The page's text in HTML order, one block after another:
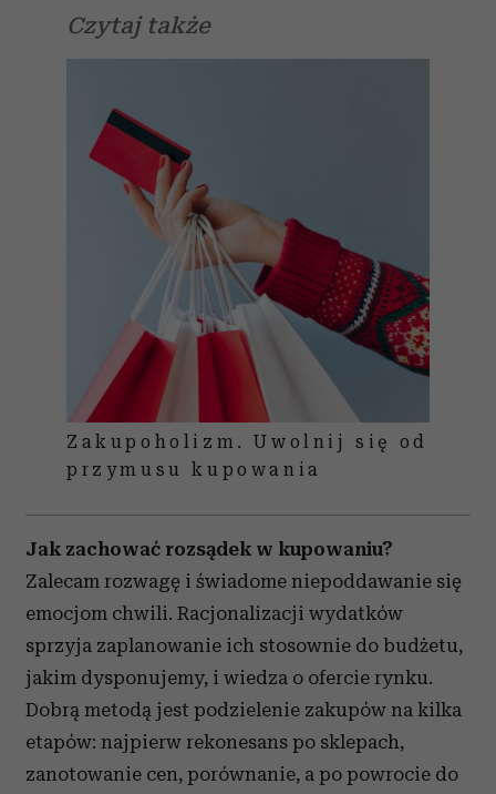
Czytaj także
Zakupoholizm. Uwolnij się od
przymusu kupowania
Jak zachować rozsądek w kupowaniu?
Zalecam rozwagę i świadome niepoddawanie się
emocjom chwili. Racjonalizacji wydatków
sprzyja zaplanowanie ich stosownie do budżetu,
jakim dysponujemy, i wiedza o ofercie rynku.
Dobrą metodą jest podzielenie zakupów na kilka
etapów: najpierw rekonesans po sklepach,
zanotowanie cen, porównanie, a po powrocie do